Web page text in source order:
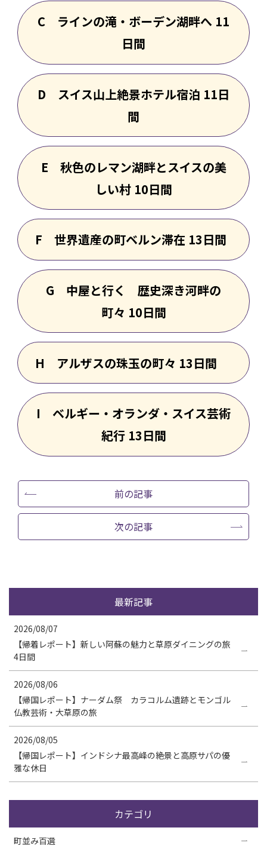
C ラインの滝・ボーデン湖畔へ 11
日間
D スイス山上絶景ホテル宿泊 11日
間
E 秋色のレマン湖畔とスイスの美
しい村 10日間
F 世界遺産の町ベルン滞在 13日間
G 中屋と行く 歴史深き河畔の
町々 10日間
H アルザスの珠玉の町々 13日間
I ベルギー・オランダ・スイス芸術
紀行 13日間
前の記事
次の記事
最新記事
2026/08/07
【帰着レポート】新しい阿蘇の魅力と草原ダイニングの旅
4日間
2026/08/06
【帰国レポート】ナーダム祭 カラコルム遺跡とモンゴル
仏教芸術・大草原の旅
2026/08/05
【帰国レポート】インドシナ最高峰の絶景と高原サパの優
雅な休日
カテゴリ
町並み百選